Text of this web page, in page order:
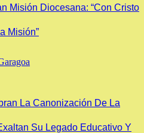
Misión Diocesana: “Con Cristo
Misión”
La Canonización De La
Su Legado Educativo Y